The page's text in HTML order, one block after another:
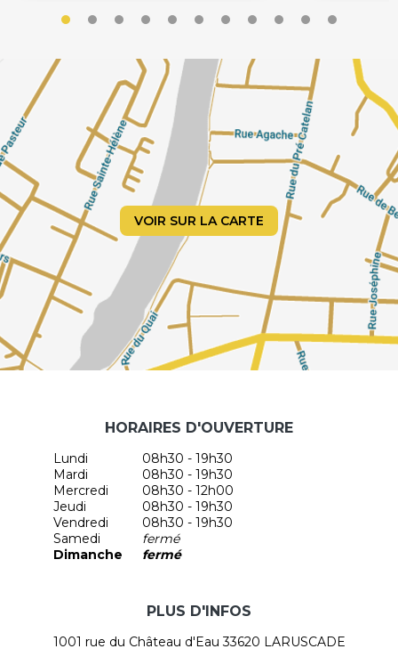
VOIR SUR LA CARTE
HORAIRES D'OUVERTURE
Lundi
08h30 - 19h30
Mardi
08h30 - 19h30
Mercredi
08h30 - 12h00
Jeudi
08h30 - 19h30
Vendredi
08h30 - 19h30
Samedi
fermé
Dimanche
fermé
PLUS D'INFOS
1001 rue du Château d'Eau 33620 LARUSCADE